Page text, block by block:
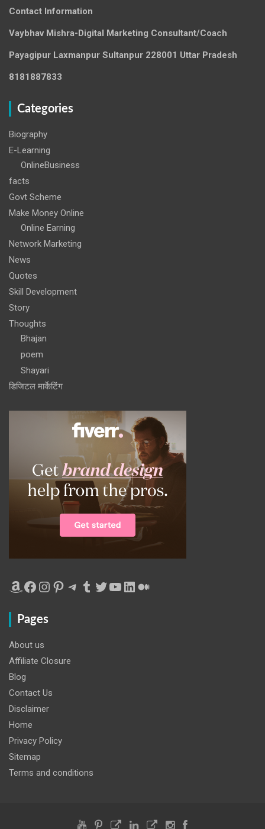
Contact Information
Vaybhav Mishra-Digital Marketing Consultant/Coach
Payagipur Laxmanpur Sultanpur 228001 Uttar Pradesh
8181887833
Categories
Biography
E-Learning
OnlineBusiness
facts
Govt Scheme
Make Money Online
Online Earning
Network Marketing
News
Quotes
Skill Development
Story
Thoughts
Bhajan
poem
Shayari
डिजिटल मार्केटिंग
Amazon
Facebook
Instagram
Pinterest
Telegram
Tumblr
Twitter
YouTube
LinkedIn
Medium
Pages
About us
Affiliate Closure
Blog
Contact Us
Disclaimer
Home
Privacy Policy
Sitemap
Terms and conditions